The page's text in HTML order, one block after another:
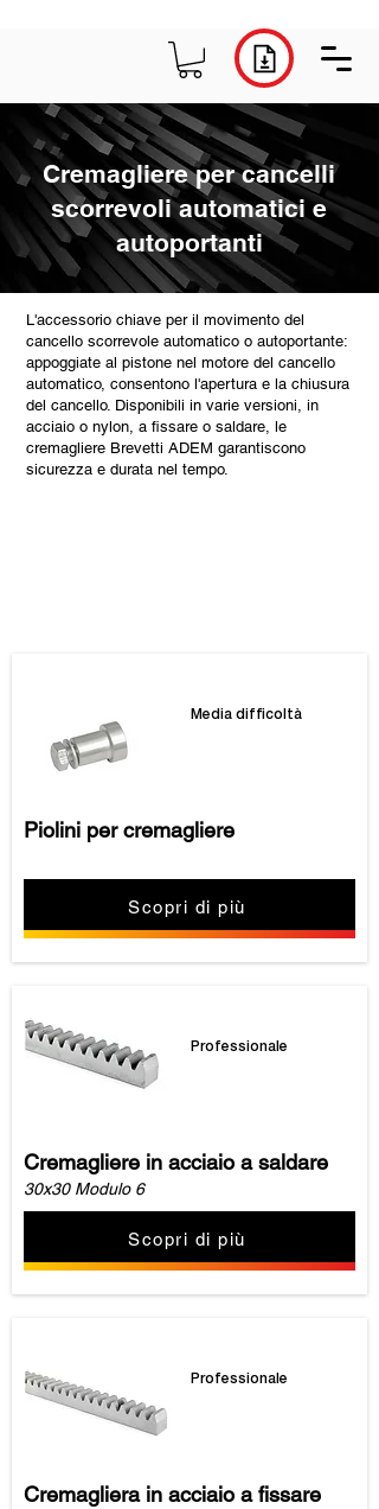
Cremagliere per cancelli
scorrevoli automatici e
autoportanti
L'accessorio chiave per il movimento del
cancello scorrevole automatico o autoportante:
appoggiate al pistone nel motore del cancello
automatico, consentono l'apertura e la chiusura
del cancello. Disponibili in varie versioni, in
acciaio o nylon, a fissare o saldare, le
cremagliere Brevetti ADEM garantiscono
sicurezza e durata nel tempo.
Media difficoltà
Piolini per cremagliere
Scopri di più
Professionale
Cremagliere in acciaio a saldare
30x30 Modulo 6
Scopri di più
Professionale
Cremagliera in acciaio a fissare